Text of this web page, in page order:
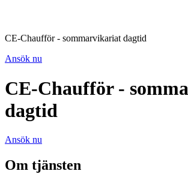
CE-Chaufför - sommarvikariat dagtid
Ansök nu
CE-Chaufför -
dagtid
Ansök nu
Om tjänsten